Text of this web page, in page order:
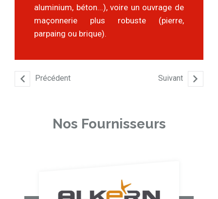
aluminium, béton...), voire un ouvrage de
maçonnerie plus robuste (pierre,
parpaing ou brique).
Précédent Suivant
Nos Fournisseurs